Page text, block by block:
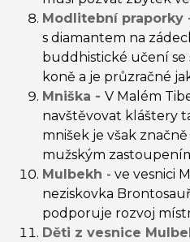
Modlitební praporky
s diamantem na
buddhistické učení
koně a je průzračné
Mniška - V Malém
navštěvovat kláštery
mnišek je však
mužským
Mulbekh - ve vesnici
neziskovka
podporuje rozvoj
Děti z vesnice